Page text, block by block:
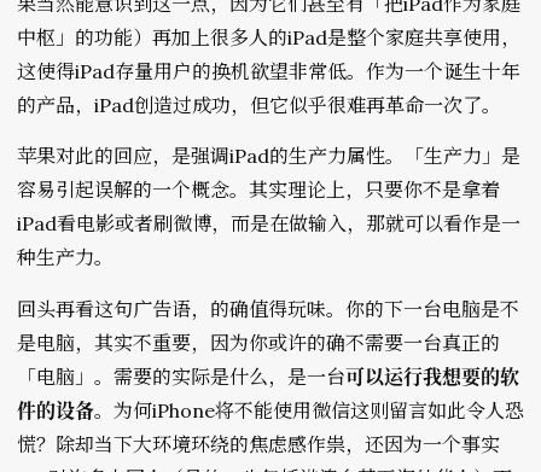
中枢」的功能）再加上很多人的iPad是整个家庭共享使用，
这使得iPad存量用户的换机欲望非常低。作为一个诞生十年
的产品，iPad创造过成功，但它似乎很难再革命一次了。
苹果对此的回应，是强调iPad的生产力属性。「生产力」是
容易引起误解的一个概念。其实理论上，只要你不是拿着
iPad看电影或者刷微博，而是在做输入，那就可以看作是一
种生产力。
回头再看这句广告语，的确值得玩味。你的下一台电脑是不
是电脑，其实不重要，因为你或许的确不需要一台真正的
「电脑」。需要的实际是什么，是一台可以运行我想要的软
件的设备。为何iPhone将不能使用微信这则留言如此令人恐
慌？除却当下大环境环绕的焦虑感作祟，还因为一个事实